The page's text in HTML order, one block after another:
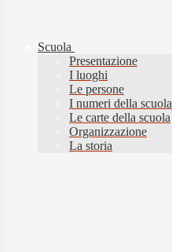
Scuola
Presentazione
I luoghi
Le persone
I numeri della scuola
Le carte della scuola
Organizzazione
La storia